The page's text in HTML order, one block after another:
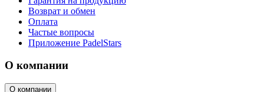
Возврат и обмен
Оплата
Частые вопросы
Приложение PadelStars
О компании
О компании